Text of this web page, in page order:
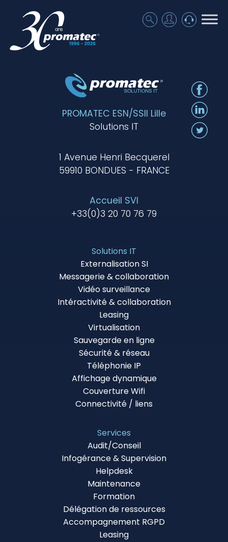
PROMATEC ESN/SSII Lille
Solutions IT
1 Avenue Henri Becquerel
59910 BONDUES - FRANCE
Accueil SVI
+33(0)3 20 70 76 79
Solutions IT
Externalisation SI
Messagerie & collaboration
Vidéo surveillance
Intéractivité & collaboration
Leasing
Virtualisation
Sauvegarde en ligne
Sécurité & réseau
Téléphonie IP
Affichage dynamique
Couverture Wifi
Connectivité / liens
Services
Audit/Conseil
Infogérance & Supervision
Helpdesk
Maintenance
Formation
Délégation de ressources
Accompagnement RGPD
Leasing